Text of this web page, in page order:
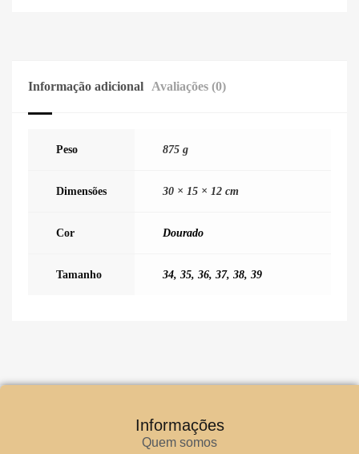
Informação adicional Avaliações (0)
Peso 875 g
Dimensões 30 × 15 × 12 cm
Cor Dourado
Tamanho 34, 35, 36, 37, 38, 39
Informações
Quem somos